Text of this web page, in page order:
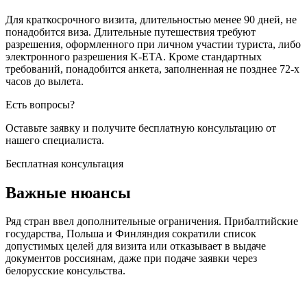
Для краткосрочного визита, длительностью менее 90 дней, не
понадобится виза. Длительные путешествия требуют
разрешения, оформленного при личном участии туриста, либо
электронного разрешения K-ETA. Кроме стандартных
требований, понадобится анкета, заполненная не позднее 72-х
часов до вылета.
Есть вопросы?
Оставьте заявку и получите бесплатную консультацию от
нашего специалиста.
Бесплатная консультация
Важные нюансы
Ряд стран ввел дополнительные ограничения. Прибалтийские
государства, Польша и Финляндия сократили список
допустимых целей для визита или отказывает в выдаче
документов россиянам, даже при подаче заявки через
белорусские консульства.